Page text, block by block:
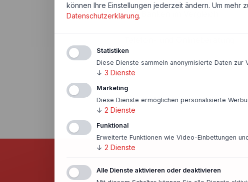
500 Banken im Vergleich
können Ihre Einstellungen jederzeit ändern. Um mehr
Datenschutzerklärung.
Statistiken
Diese Dienste sammeln anonymisierte Daten zur
↓ 3 Dienste
Marketing
Diese Dienste ermöglichen personalisierte
↓ 2 Dienste
Funktional
Erweiterte Funktionen wie Video-Einbettungen
↓ 2 Dienste
Alle Dienste aktivieren oder deaktivieren